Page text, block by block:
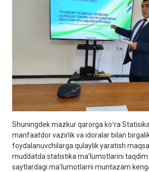
Shuningdek mazkur qarorga koʻra
manfaatdor vazirlik va idoralar bilan
foydalanuvchilarga qulaylik yaratish
muddatda statistika maʼlumotlarini
saytlardagi maʼlumotlarni muntazam